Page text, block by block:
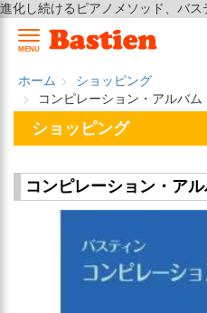
進化し続けるピアノメソッド、バス
MENU
ホーム
ショッピング
コンピレーション・アルバ
ショッピング
コンピレーション・ア